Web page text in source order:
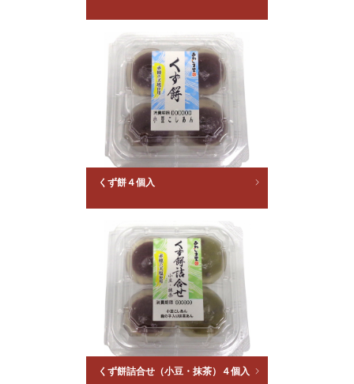
くず餅４個入
くず餅詰合せ（小豆・抹茶）４個入